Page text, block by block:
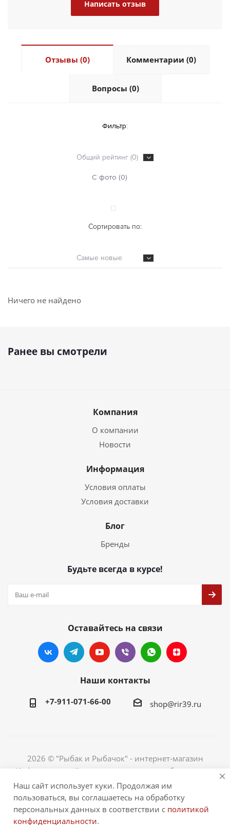
Написать отзыв
Отзывы (0) Комментарии (0)
Вопросы (0)
Фильтр:
Общий рейтинг (0)
С фото (0)
Сортировать по:
Самые новые
Ничего не найдено
Ранее вы смотрели
Компания
О компании
Новости
Информация
Условия оплаты
Условия доставки
Блог
Бренды
Будьте всегда в курсе!
Оставайтесь на связи
Наши контакты
+7-911-071-66-00 shop@rir39.ru
2026 © "Рыбак и Рыбачок" - интернет-магазин
Информация сайта защищена законом об авторских
правах. Индивидуальный предприниматель Рогов
Сергей Юрьевич. ИНН 390600967290. ОГРНИП
324390000064229.
Наш сайт использует куки. Продолжая им
пользоваться, вы соглашаетесь на обработку
персональных данных в соответствии с политикой
конфиденциальности.